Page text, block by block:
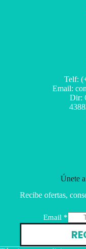
Telf:
Email:
Dir:
Únete
Recibe ofertas,
m
i
Email *